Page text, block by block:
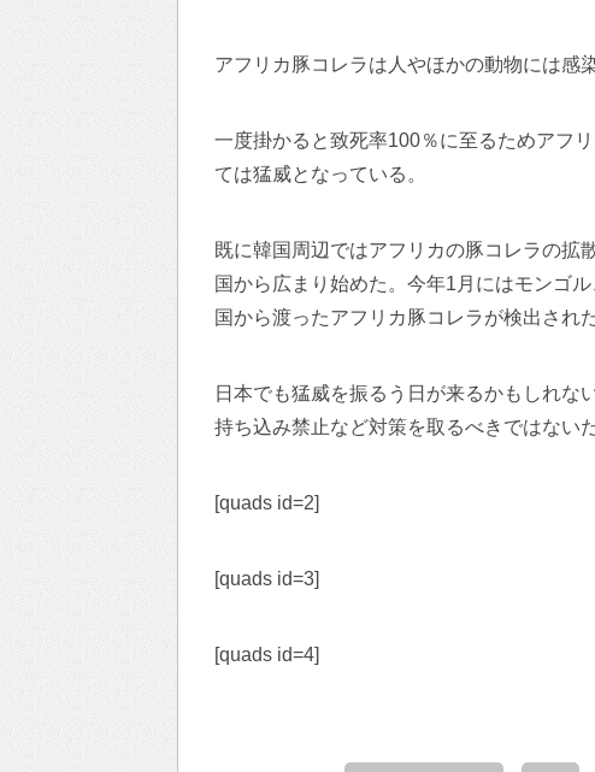
アフリカ豚コレラは人やほかの動物には感
一度掛かると致死率100％に至るためアフ
ては猛威となっている。
既に韓国周辺ではアフリカの豚コレラの拡
国から広まり始めた。今年1月にはモンゴ
国から渡ったアフリカ豚コレラが検出された
日本でも猛威を振るう日が来るかもしれな
持ち込み禁止など対策を取るべきではない
[quads id=2]
[quads id=3]
[quads id=4]